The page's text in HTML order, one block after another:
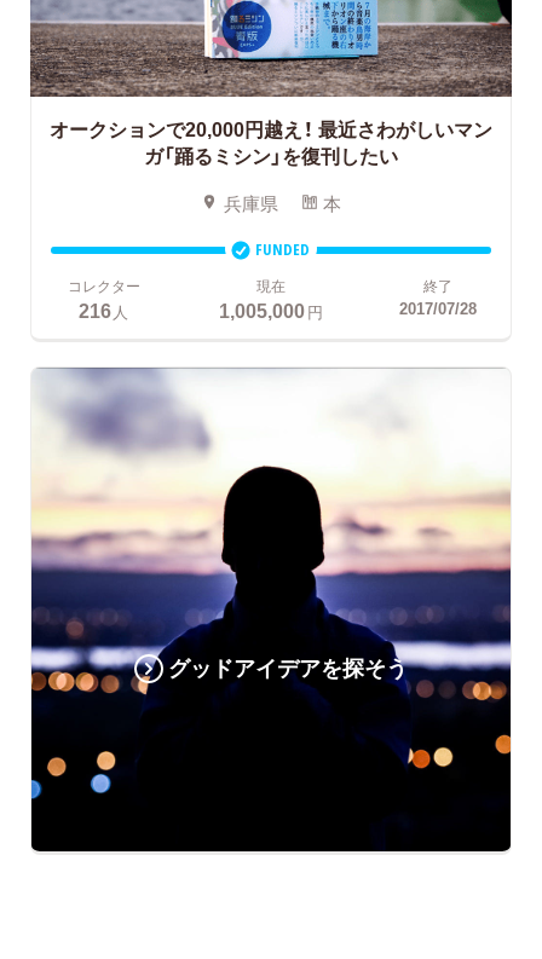
オークションで20,000円越え！ 最近さわがしいマン
ガ「踊るミシン」を復刊したい
兵庫県 本
FUNDED
コレクター
216 人
現在
1,005,000円
終了
2017/07/28
グッドアイデアを探そう